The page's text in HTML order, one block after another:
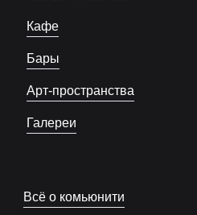
Кафе
Бары
Арт-пространства
Галереи
Всё о комьюнити